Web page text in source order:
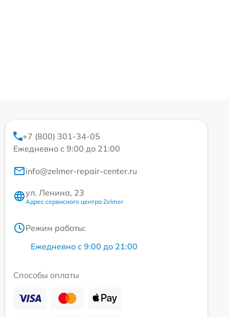
+7 (800) 301-34-05
Ежедневно с 9:00 до 21:00
info@zelmer-repair-center.ru
ул. Ленина, 23
Адрес сервисного центра Zelmer
Режим работы:
Ежедневно с 9:00 до 21:00
Способы оплаты